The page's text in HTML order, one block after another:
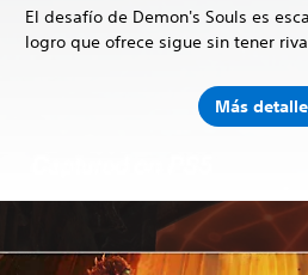
El desafío de Demon's Souls es
logro que ofrece sigue sin tener
Más